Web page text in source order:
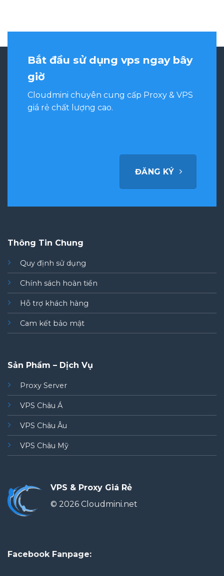
Bắt đầu sử dụng vps ngay bây
giờ
Cloudmini chuyên cung cấp Proxy & VPS
giá rẻ chất lượng cao.
ĐĂNG KÝ
Thông Tin Chung
Quy định sử dụng
Chính sách hoàn tiền
Hỗ trợ khách hàng
Cam kết bảo mật
Sản Phẩm – Dịch Vụ
Proxy Server
VPS Châu Á
VPS Châu Âu
VPS Châu Mỹ
VPS & Proxy Giá Rẻ
© 2026 Cloudmini.net
Facebook Fanpage: